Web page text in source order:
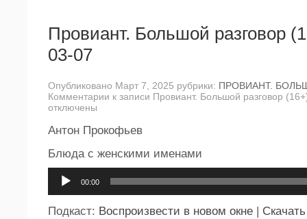
Провиант. Большой разговор
03-07
Опубликовано Март 7, 2025 рубрики: ПРОВИАНТ.
Комментарии к записи Провиант. Большой разговор
отключены
Антон Прокофьев
Блюда с женскими именами
00:00
Подкаст: Воспроизвести в новом окне
Скачать